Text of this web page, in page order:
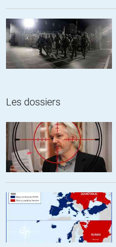
Français- Fabius, Védrine- du
qui s’appelait » le modéle Rhénan ».
Par ailleurs, l’auteur devrait mieux
On a au moins un modele de
hiérarchies différentes, deux
permis de maintenir 220 ans la
Elle a même permis à la Pologne
la guerre Suédoise( 1/3 de la
regroupait les états actuels Baltes,
Ukrainiens.
Ce n’est pas parce que DCB est
approximatifs que l’idée est nulle.
De Gaulle n’y croyait pas du fait de
lui plaisait
+3 ALERTER
Les dossiers